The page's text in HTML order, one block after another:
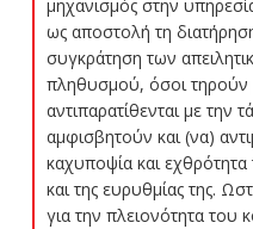
μηχανισμός στην
ως αποστολή τη
συγκράτηση των
πληθυσμού, όσοι τηρούν
αντιπαρατίθενται με την
αμφισβητούν και (να)
καχυποψία και
και της ευρυθμίας της.
για την πλειονότητα του